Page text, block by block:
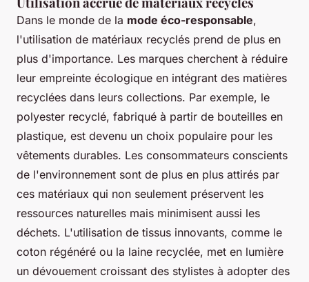
Dans le monde de la mode éco-responsable,
l'utilisation de matériaux recyclés prend de plus en
plus d'importance. Les marques cherchent à réduire
leur empreinte écologique en intégrant des matières
recyclées dans leurs collections. Par exemple, le
polyester recyclé, fabriqué à partir de bouteilles en
plastique, est devenu un choix populaire pour les
vêtements durables. Les consommateurs conscients
de l'environnement sont de plus en plus attirés par
ces matériaux qui non seulement préservent les
ressources naturelles mais minimisent aussi les
déchets. L'utilisation de tissus innovants, comme le
coton régénéré ou la laine recyclée, met en lumière
un dévouement croissant des stylistes à adopter des